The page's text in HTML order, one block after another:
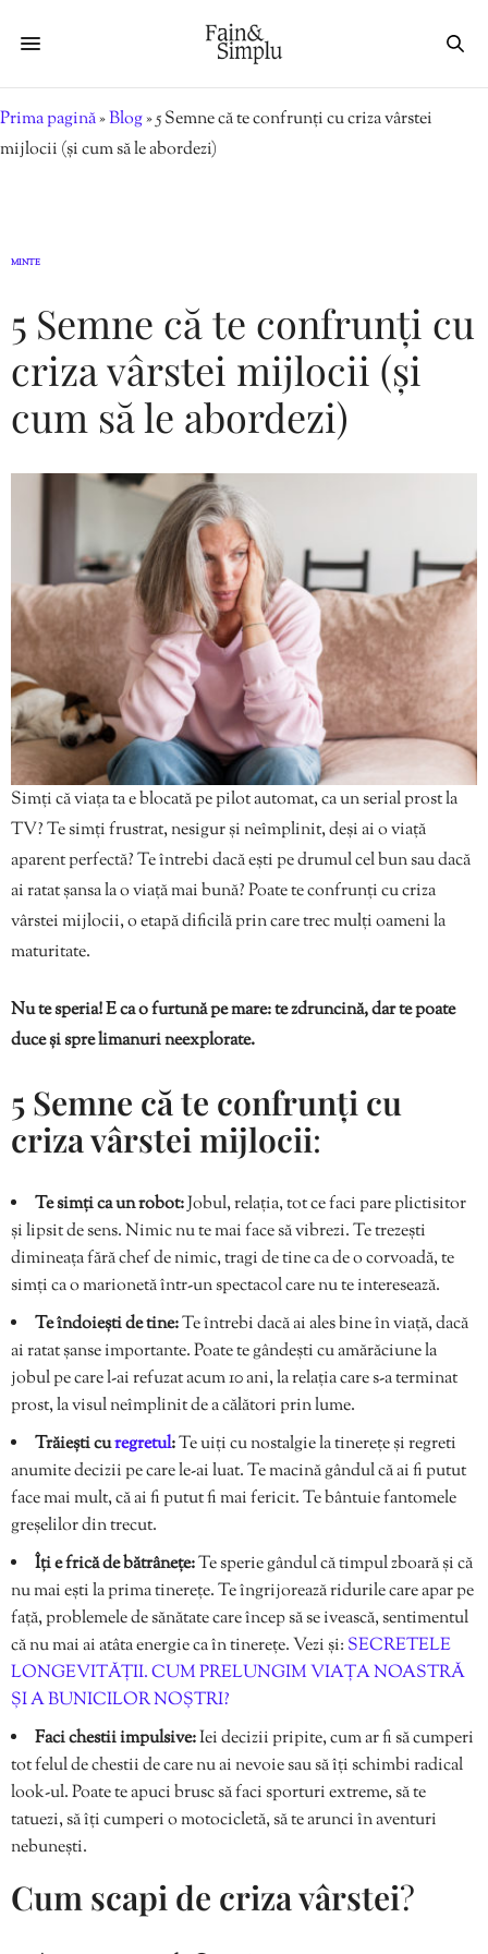
Prima pagină»Blog»5 Semne că te confrunți cu criza vârstei
mijlocii (și cum să le abordezi)
MINTE
5 Semne că te confrunți cu
criza vârstei mijlocii (și
cum să le abordezi)
Simți că viața ta e blocată pe pilot automat, ca un serial prost la
TV? Te simți frustrat, nesigur și neîmplinit, deși ai o viață
aparent perfectă? Te întrebi dacă ești pe drumul cel bun sau dacă
ai ratat șansa la o viață mai bună? Poate te confrunți cu criza
vârstei mijlocii, o etapă dificilă prin care trec mulți oameni la
maturitate.
Nu te speria! E ca o furtună pe mare: te zdruncină, dar te poate
duce și spre limanuri neexplorate.
5 Semne că te confrunți cu
criza vârstei mijlocii:
Te simți ca un robot:Jobul, relația, tot ce faci pare plictisitor
și lipsit de sens. Nimic nu te mai face să vibrezi. Te trezești
dimineața fără chef de nimic, tragi de tine ca de o corvoadă, te
simți ca o marionetă într-un spectacol care nu te interesează.
Te îndoiești de tine:Te întrebi dacă ai ales bine în viață, dacă
ai ratat șanse importante. Poate te gândești cu amărăciune la
jobul pe care l-ai refuzat acum 10 ani, la relația care s-a terminat
prost, la visul neîmplinit de a călători prin lume.
Trăiești curegretul:Te uiți cu nostalgie la tinerețe și regreti
anumite decizii pe care le-ai luat. Te macină gândul că ai fi putut
face mai mult, că ai fi putut fi mai fericit. Te bântuie fantomele
greșelilor din trecut.
Îți e frică de bătrânețe:Te sperie gândul că timpul zboară și că
nu mai ești la prima tinerețe. Te îngrijorează ridurile care apar pe
față, problemele de sănătate care încep să se ivească, sentimentul
că nu mai ai atâta energie ca în tinerețe. Vezi și: SECRETELE
LONGEVITĂȚII. CUM PRELUNGIM VIAȚA NOASTRĂ
ȘI A BUNICILOR NOȘTRI?
Faci chestii impulsive:Iei decizii pripite, cum ar fi să cumperi
tot felul de chestii de care nu ai nevoie sau să îți schimbi radical
look-ul. Poate te apuci brusc să faci sporturi extreme, să te
tatuezi, să îți cumperi o motocicletă, să te arunci în aventuri
nebunești.
Cum scapi de criza vârstei?